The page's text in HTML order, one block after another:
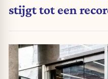
stijgt tot een